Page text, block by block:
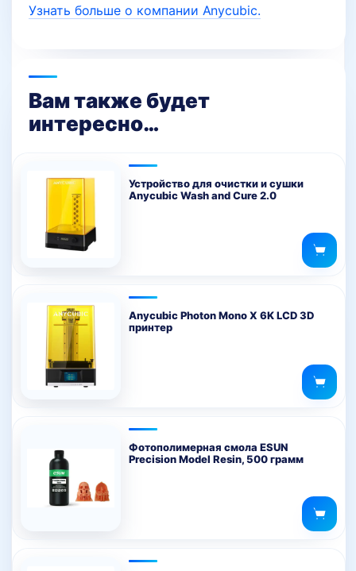
Узнать больше о компании Anycubic.
Вам также будет
интересно…
Устройство для очистки и сушки
Anycubic Wash and Cure 2.0
Anycubic Photon Mono X 6K LCD 3D
принтер
Фотополимерная смола ESUN
Precision Model Resin, 500 грамм